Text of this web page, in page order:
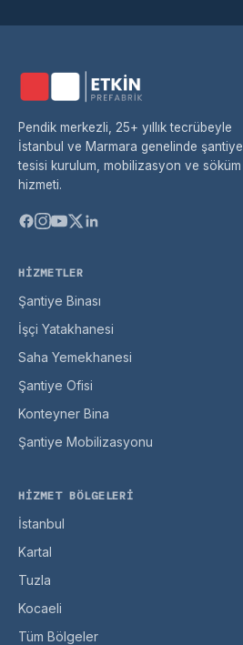
Pendik merkezli, 25+ yıllık tecrübeyle
İstanbul ve Marmara genelinde şantiye
tesisi kurulum, mobilizasyon ve söküm
hizmeti.
HIZMETLER
Şantiye Binası
İşçi Yatakhanesi
Saha Yemekhanesi
Şantiye Ofisi
Konteyner Bina
Şantiye Mobilizasyonu
HIZMET BÖLGELERI
İstanbul
Kartal
Tuzla
Kocaeli
Tüm Bölgeler